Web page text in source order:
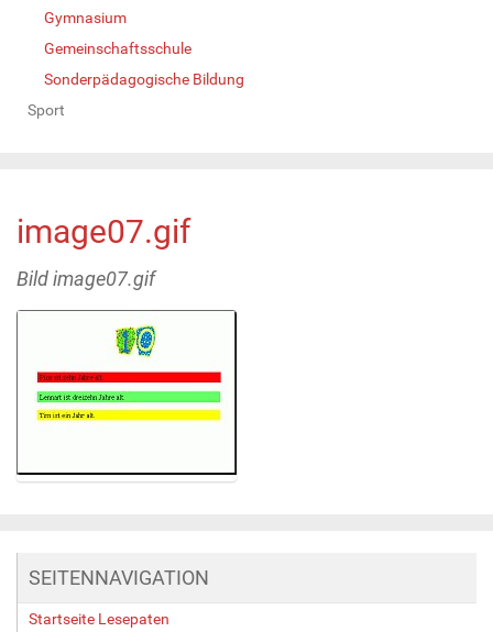
Gymnasium
Gemeinschaftsschule
Sonderpädagogische Bildung
Sport
image07.gif
Bild image07.gif
e
B
i
SEITENNAVIGATION
Startseite Lesepaten